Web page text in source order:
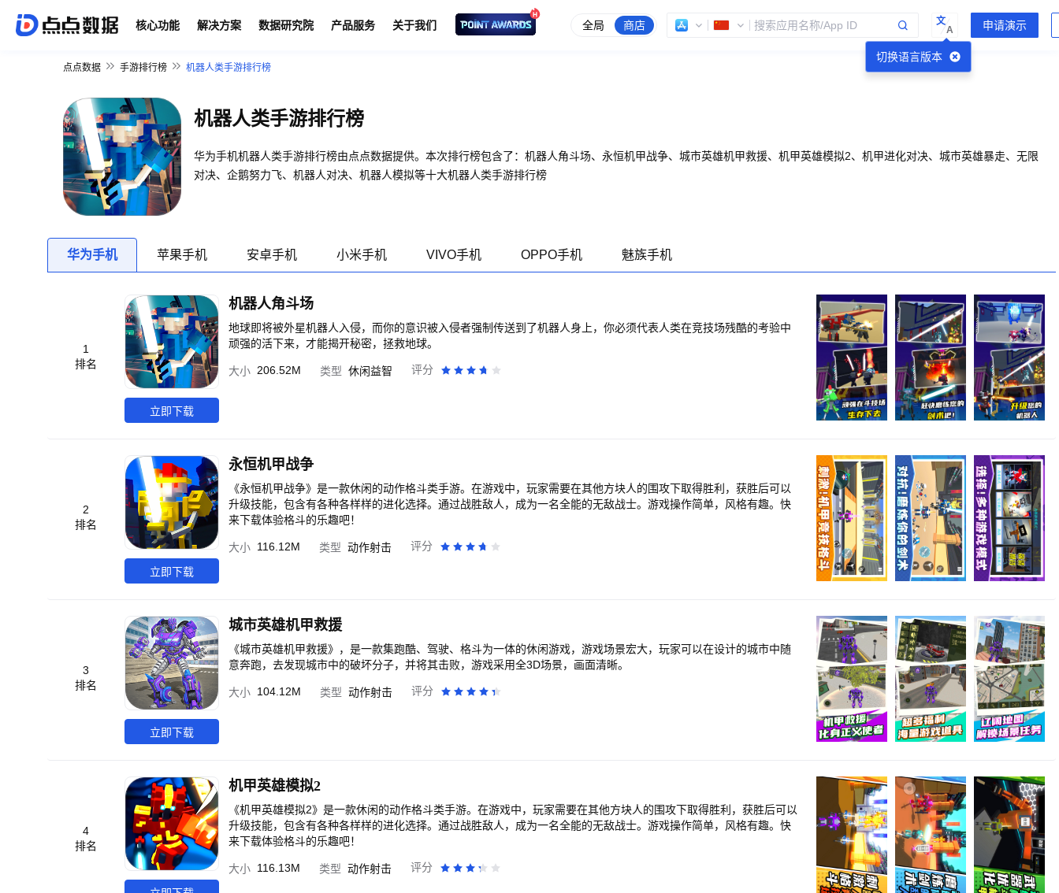
核心功能 解决方案 数据研究院 产品服务 关于我们 全局 商店
切换语言版本
文
A
点点数据 手游排行榜 机器人类手游排行榜
机器人类手游排行榜
华为手机机器人类手游排行榜由点点数据提供。本次排行榜包含了：机器人角斗场、永恒机甲战争、城市英雄机甲救援、机甲英雄模拟2、机甲进化对决、城市英雄暴走、无限
对决、企鹅努力飞、机器人对决、机器人模拟等十大机器人类手游排行榜
华为手机 苹果手机 安卓手机 小米手机 VIVO手机 OPPO手机 魅族手机
1
排名
立即下载
机器人角斗场
地球即将被外星机器人入侵，而你的意识被入侵者强制传送到了机器人身上，你必须代表人类在竞技场残酷的考验中
顽强的活下来，才能揭开秘密，拯救地球。
大小 206.52M 类型 休闲益智 评分
2
排名
立即下载
永恒机甲战争
《永恒机甲战争》是一款休闲的动作格斗类手游。在游戏中，玩家需要在其他方块人的围攻下取得胜利，获胜后可以
升级技能，包含有各种各样样的进化选择。通过战胜敌人，成为一名全能的无敌战士。游戏操作简单，风格有趣。快
来下载体验格斗的乐趣吧！
大小 116.12M 类型 动作射击 评分
3
排名
立即下载
城市英雄机甲救援
《城市英雄机甲救援》，是一款集跑酷、驾驶、格斗为一体的休闲游戏，游戏场景宏大，玩家可以在设计的城市中随
意奔跑，去发现城市中的破坏分子，并将其击败，游戏采用全3D场景，画面清晰。
大小 104.12M 类型 动作射击 评分
4
排名
机甲英雄模拟2
《机甲英雄模拟2》是一款休闲的动作格斗类手游。在游戏中，玩家需要在其他方块人的围攻下取得胜利，获胜后可以
升级技能，包含有各种各样样的进化选择。通过战胜敌人，成为一名全能的无敌战士。游戏操作简单，风格有趣。快
来下载体验格斗的乐趣吧！
大小 116.13M 类型 动作射击 评分